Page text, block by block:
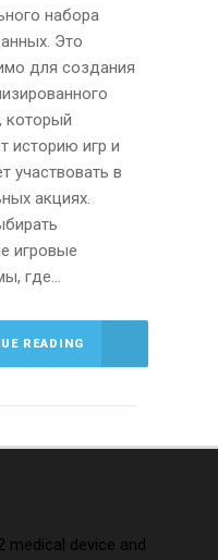
набора
Это
для создания
который
историю игр и
участвовать в
акциях.
игровые
где...
READING
medical device and